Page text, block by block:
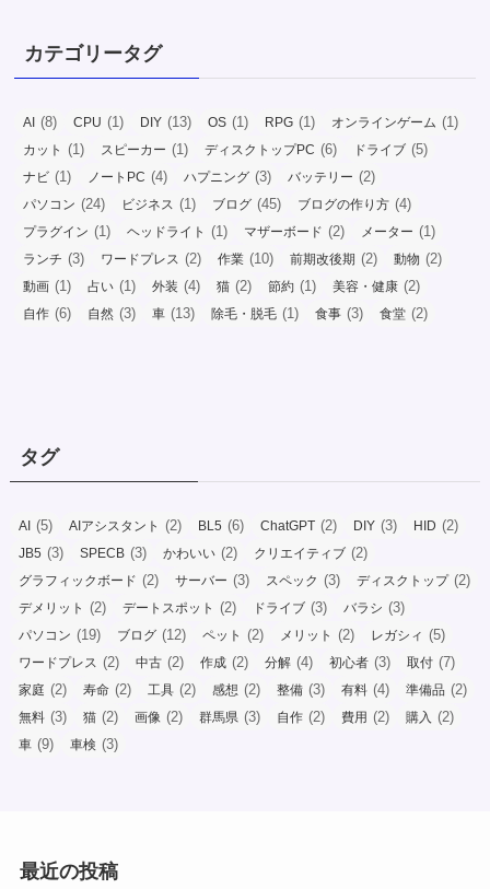
カテゴリータグ
AI (8) CPU (1) DIY (13) OS (1) RPG (1) オンラインゲーム (1)
カット (1) スピーカー (1) ディスクトップPC (6) ドライブ (5)
ナビ (1) ノートPC (4) ハプニング (3) バッテリー (2)
パソコン (24) ビジネス (1) ブログ (45) ブログの作り方 (4)
プラグイン (1) ヘッドライト (1) マザーボード (2) メーター (1)
ランチ (3) ワードプレス (2) 作業 (10) 前期改後期 (2) 動物 (2)
動画 (1) 占い (1) 外装 (4) 猫 (2) 節約 (1) 美容・健康 (2)
自作 (6) 自然 (3) 車 (13) 除毛・脱毛 (1) 食事 (3) 食堂 (2)
タグ
AI (5) AIアシスタント (2) BL5 (6) ChatGPT (2) DIY (3) HID (2)
JB5 (3) SPECB (3) かわいい (2) クリエイティブ (2)
グラフィックボード (2) サーバー (3) スペック (3) ディスクトップ(2)
デメリット (2) デートスポット (2) ドライブ (3) バラシ (3)
パソコン (19) ブログ (12) ペット (2) メリット (2) レガシィ (5)
ワードプレス (2) 中古 (2) 作成 (2) 分解 (4) 初心者 (3) 取付 (7)
家庭 (2) 寿命 (2) 工具 (2) 感想 (2) 整備 (3) 有料 (4) 準備品 (2)
無料 (3) 猫 (2) 画像 (2) 群馬県 (3) 自作 (2) 費用 (2) 購入 (2)
車 (9) 車検 (3)
最近の投稿